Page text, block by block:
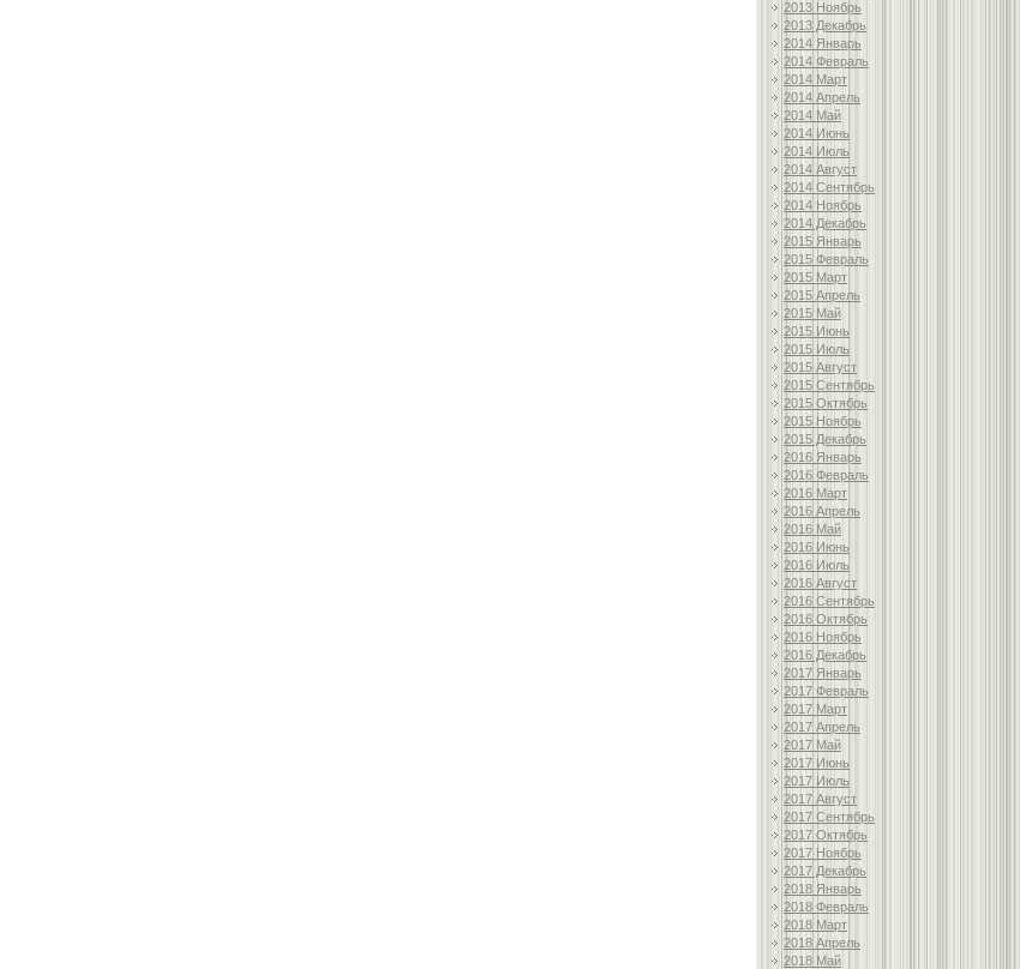
2013 Ноябрь
2013 Декабрь
2014 Январь
2014 Февраль
2014 Март
2014 Апрель
2014 Май
2014 Июнь
2014 Июль
2014 Август
2014 Сентябрь
2014 Ноябрь
2014 Декабрь
2015 Январь
2015 Февраль
2015 Март
2015 Апрель
2015 Май
2015 Июнь
2015 Июль
2015 Август
2015 Сентябрь
2015 Октябрь
2015 Ноябрь
2015 Декабрь
2016 Январь
2016 Февраль
2016 Март
2016 Апрель
2016 Май
2016 Июнь
2016 Июль
2016 Август
2016 Сентябрь
2016 Октябрь
2016 Ноябрь
2016 Декабрь
2017 Январь
2017 Февраль
2017 Март
2017 Апрель
2017 Май
2017 Июнь
2017 Июль
2017 Август
2017 Сентябрь
2017 Октябрь
2017 Ноябрь
2017 Декабрь
2018 Январь
2018 Февраль
2018 Март
2018 Апрель
2018 Май